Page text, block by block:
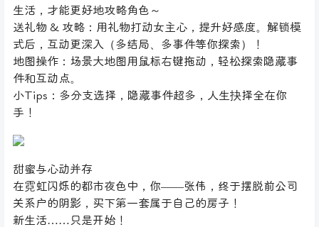
生活，才能更好地攻略角色～
送礼物 & 攻略：用礼物打动女主心，提升好感度。解锁模
式后，互动更深入（多结局、多事件等你探索）！
地图操作：场景大地图用鼠标右键拖动，轻松探索隐藏事
件和互动点。
小Tips：多分支选择，隐藏事件超多，人生抉择全在你
手！
甜蜜与心动并存
在霓虹闪烁的都市夜色中，你——张伟，终于摆脱前公司
关系户的阴影，买下第一套属于自己的房子！
新生活……只是开始！